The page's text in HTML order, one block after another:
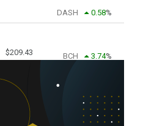
DASH 0.58%
$209.43 BCH 3.74%